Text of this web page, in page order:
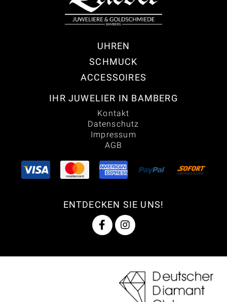
UHREN
SCHMUCK
ACCESSOIRES
IHR JUWELIER IN BAMBERG
Kontakt
Datenschutz
Impressum
AGB
ENTDECKEN SIE UNS!